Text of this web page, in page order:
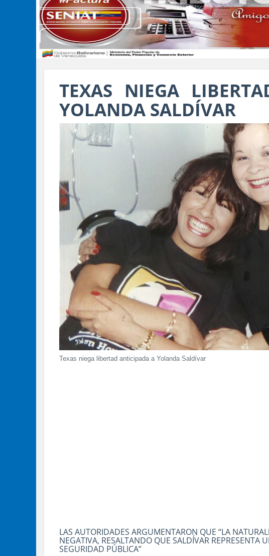
TEXAS NIEGA
YOLANDA SALDÍVAR
Texas niega libertad anticipada a Yolanda Saldívar
LAS AUTORIDADES ARGUMENTARON QUE “LA
NEGATIVA, RESALTANDO QUE SALDÍVAR REPRESENTA
SEGURIDAD PÚBLICA”